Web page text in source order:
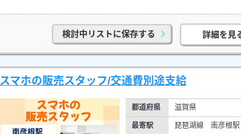
検討中リストに保存する 詳細を見
スマホの販売スタッフ/交通費別途支給
都道府県 滋賀県
最寄駅 琵琶湖線 南彦根